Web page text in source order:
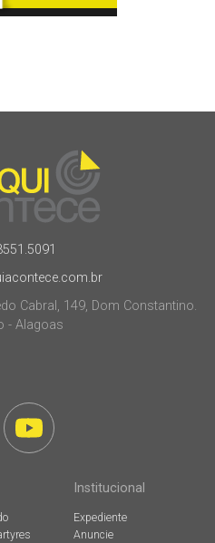
Cabral, 149, Dom Constantino.
- Alagoas
Institucional
Expediente
Anuncie